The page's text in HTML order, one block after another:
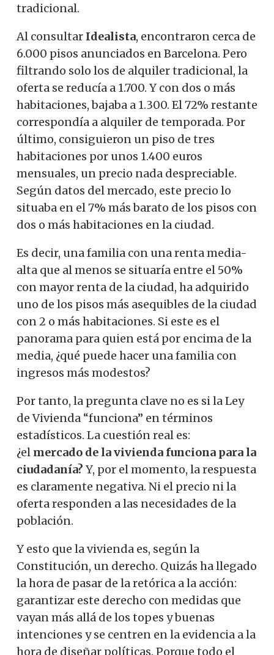
tradicional.
Al consultar Idealista, encontraron cerca de
6.000 pisos anunciados en Barcelona. Pero
filtrando solo los de alquiler tradicional, la
oferta se reducía a 1.700. Y con dos o más
habitaciones, bajaba a 1.300. El 72% restante
correspondía a alquiler de temporada. Por
último, consiguieron un piso de tres
habitaciones por unos 1.400 euros
mensuales, un precio nada despreciable.
Según datos del mercado, este precio lo
situaba en el 7% más barato de los pisos con
dos o más habitaciones en la ciudad.
Es decir, una familia con una renta media-
alta que al menos se situaría entre el 50%
con mayor renta de la ciudad, ha adquirido
uno de los pisos más asequibles de la ciudad
con 2 o más habitaciones. Si este es el
panorama para quien está por encima de la
media, ¿qué puede hacer una familia con
ingresos más modestos?
Por tanto, la pregunta clave no es si la Ley
de Vivienda “funciona” en términos
estadísticos. La cuestión real es:
¿el mercado de la vivienda funciona para la
ciudadanía? Y, por el momento, la respuesta
es claramente negativa. Ni el precio ni la
oferta responden a las necesidades de la
población.
Y esto que la vivienda es, según la
Constitución, un derecho. Quizás ha llegado
la hora de pasar de la retórica a la acción:
garantizar este derecho con medidas que
vayan más allá de los topes y buenas
intenciones y se centren en la evidencia a la
hora de diseñar políticas. Porque todo el